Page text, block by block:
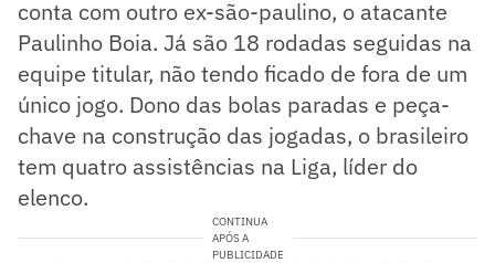
conta com outro ex-são-paulino, o atacante
Paulinho Boia. Já são 18 rodadas seguidas na
equipe titular, não tendo ficado de fora de um
único jogo. Dono das bolas paradas e peça-
chave na construção das jogadas, o brasileiro
tem quatro assistências na Liga, líder do
elenco.
CONTINUA
APÓS A
PUBLICIDADE